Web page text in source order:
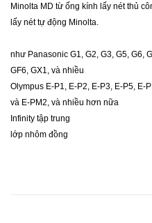
Minolta MD từ ống kính lấy nét thủ
lấy nét tự động Minolta.
như Panasonic G1, G2, G3, G5, G6,
GF6, GX1, và nhiều
Olympus E-P1, E-P2, E-P3, E-P5, E-
và E-PM2, và nhiều hơn nữa
Infinity tập trung
lớp nhôm đồng